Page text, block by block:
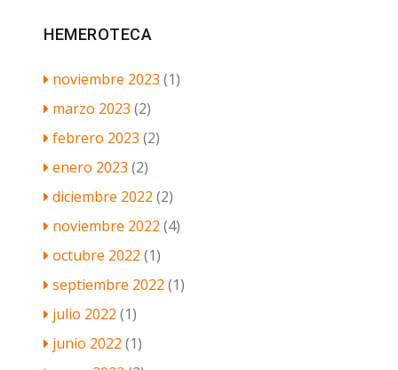
HEMEROTECA
noviembre 2023 (1)
marzo 2023 (2)
febrero 2023 (2)
enero 2023 (2)
diciembre 2022 (2)
noviembre 2022 (4)
octubre 2022 (1)
septiembre 2022 (1)
julio 2022 (1)
junio 2022 (1)